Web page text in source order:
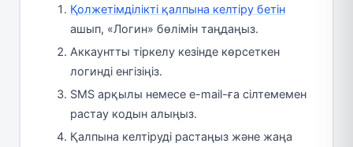
Қолжетімділікті қалпына келтіру бетін
ашып, «Логин» бөлімін таңдаңыз.
Аккаунтты тіркелу кезінде көрсеткен
логинді енгізіңіз.
SMS арқылы немесе e-mail-ға сілтемемен
растау кодын алыңыз.
Қалпына келтіруді растаңыз және жаңа